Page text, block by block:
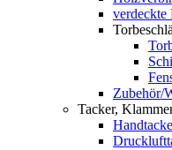
verdeckte
Zubehör/
Tacker,